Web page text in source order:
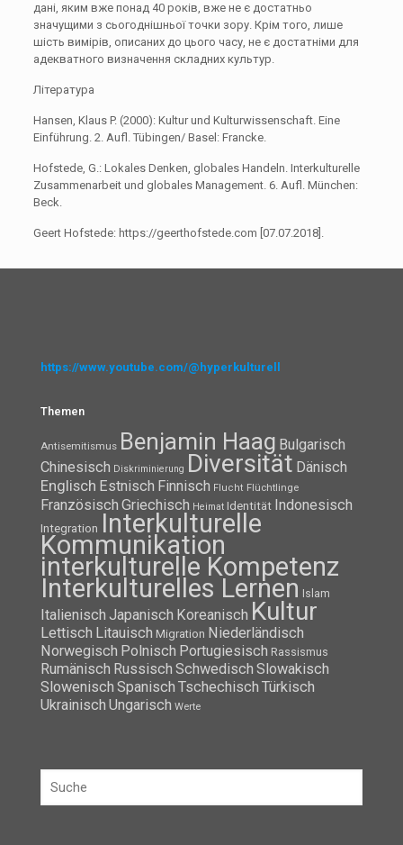
дані, яким вже понад 40 років, вже не є достатньо
значущими з сьогоднішньої точки зору. Крім того, лише
шість вимірів, описаних до цього часу, не є достатніми для
адекватного визначення складних культур.
Література
Hansen, Klaus P. (2000): Kultur und Kulturwissenschaft. Eine
Einführung. 2. Aufl. Tübingen/ Basel: Francke.
Hofstede, G.: Lokales Denken, globales Handeln. Interkulturelle
Zusammenarbeit und globales Management. 6. Aufl. München:
Beck.
Geert Hofstede: https://geerthofstede.com [07.07.2018].
https://www.youtube.com/@hyperkulturell
Themen
Antisemitismus Benjamin Haag Bulgarisch
Chinesisch Diskriminierung Diversität Dänisch
Englisch Estnisch Finnisch Flucht Flüchtlinge
Französisch Griechisch Heimat Identität Indonesisch
Integration Interkulturelle
Kommunikation
interkulturelle Kompetenz
Interkulturelles Lernen Islam
Italienisch Japanisch Koreanisch Kultur
Lettisch Litauisch Migration Niederländisch
Norwegisch Polnisch Portugiesisch Rassismus
Rumänisch Russisch Schwedisch Slowakisch
Slowenisch Spanisch Tschechisch Türkisch
Ukrainisch Ungarisch Werte